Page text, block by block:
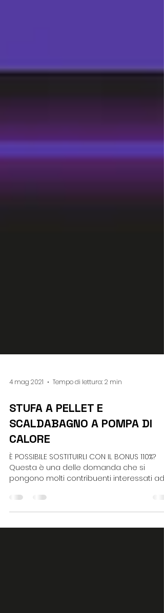
4 mag 2021 Tempo di lettura: 2 min
STUFA A PELLET E
SCALDABAGNO A POMPA DI
CALORE
Questa è una delle domanda che si
pongono molti contribuenti interessati ad